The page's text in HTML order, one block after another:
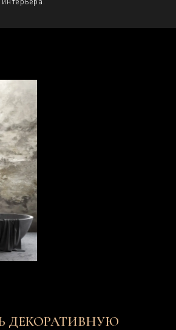
ДЕКОРАТИВНУЮ